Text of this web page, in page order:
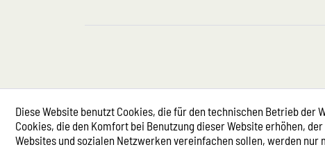
Diese Website benutzt Cookies, die für den technischen Betrieb
Cookies, die den Komfort bei Benutzung dieser Website erhöhen,
Websites und sozialen Netzwerken vereinfachen sollen, werden